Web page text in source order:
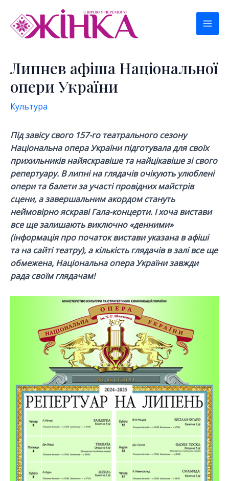
содержимому
Липнев афіша Національної
опери України
Культура
Під завісу свого 157-го театрального сезону
Національна опера України підготувала для своїх
прихильників найяскравіше та найцікавіше зі свого
репертуару. В липні на глядачів очікують улюблені
опери та балети за участі провідних майстрів
сцени, а завершальним акордом стануть
неймовірно яскраві Гала-концерти. І хоча вистави
все ще залишають виключно «денними»
(інформація про початок вистави указана в афіші
та на сайті театру), а кількість глядачів в залі все ще
обмежена, Національна опера України завжди
рада своїм глядачам!